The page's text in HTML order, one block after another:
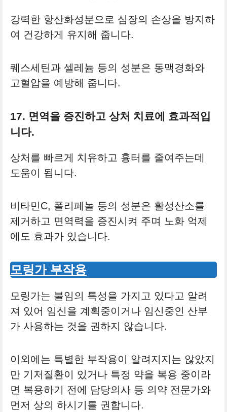
강력한 항산화성분으로 심장의 손상을 방지하
여 건강하게 유지해 줍니다.
퀘스세틴과 셀레늄 등의 성분은 동맥경화와
고혈압을 예방해 줍니다.
17. 면역을 증진하고 상처 치료에 효과적입
니다.
상처를 빠르게 치유하고 흉터를 줄여주는데
도움이 됩니다.
비타민C, 폴리페놀 등의 성분은 활성산소를
제거하고 면역력을 증진시켜 주며 노화 억제
에도 효과가 있습니다.
모링가 부작용
모링가는 불임의 특성을 가지고 있다고 알려
져 있어 임신을 계획중이거나 임신중인 산부
가 사용하는 것을 권하지 않습니다.
이외에는 특별한 부작용이 알려지지는 않았지
만 기저질환이 있거나 특정 약을 복용 중이라
면 복용하기 전에 담당의사 등 의약 전문가와
먼저 상의 하시기를 권합니다.